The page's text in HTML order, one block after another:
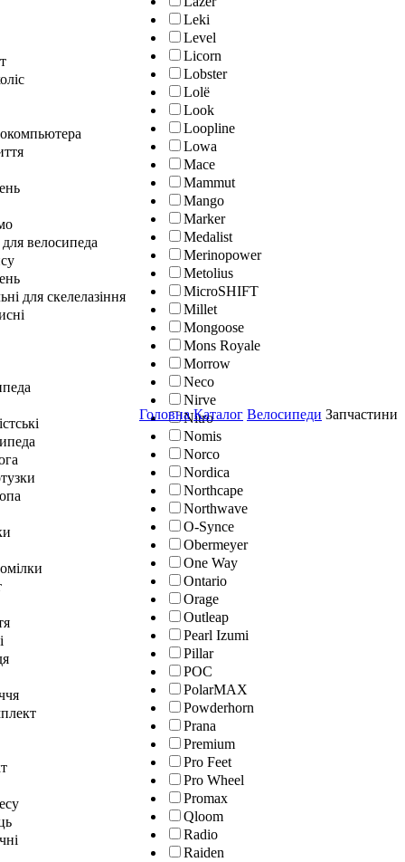
Leki
Level
Licorn
Lobster
Lolё
Look
Loopline
Lowa
Mace
Mammut
Mango
Marker
Medalist
Merinopower
Metolius
MicroSHIFT
Millet
Mongoose
Mons Royale
Morrow
Neco
Nirve
Nitro
Nomis
Norco
Nordica
Northcape
Northwave
O-Synce
Obermeyer
One Way
Ontario
Orage
Outleap
Pearl Izumi
Pillar
POC
PolarMAX
Powderhorn
Prana
Premium
Pro Feet
Pro Wheel
Promax
Qloom
Radio
Raiden
велосипеда
для скелелазіння
Головна Каталог Велосипеди Запчастини